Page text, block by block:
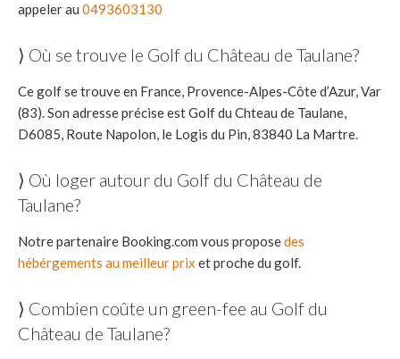
appeler au 0493603130
⟩ Où se trouve le Golf du Château de Taulane?
Ce golf se trouve en France, Provence-Alpes-Côte d’Azur, Var
(83). Son adresse précise est Golf du Chteau de Taulane,
D6085, Route Napolon, le Logis du Pin, 83840 La Martre.
⟩ Où loger autour du Golf du Château de
Taulane?
Notre partenaire Booking.com vous proposedes
hébérgements au meilleur prix et proche du golf.
⟩ Combien coûte un green-fee au Golf du
Château de Taulane?